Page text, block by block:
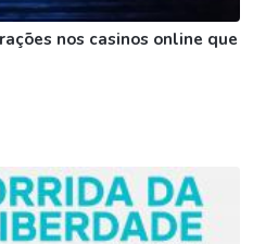
nos casinos online que